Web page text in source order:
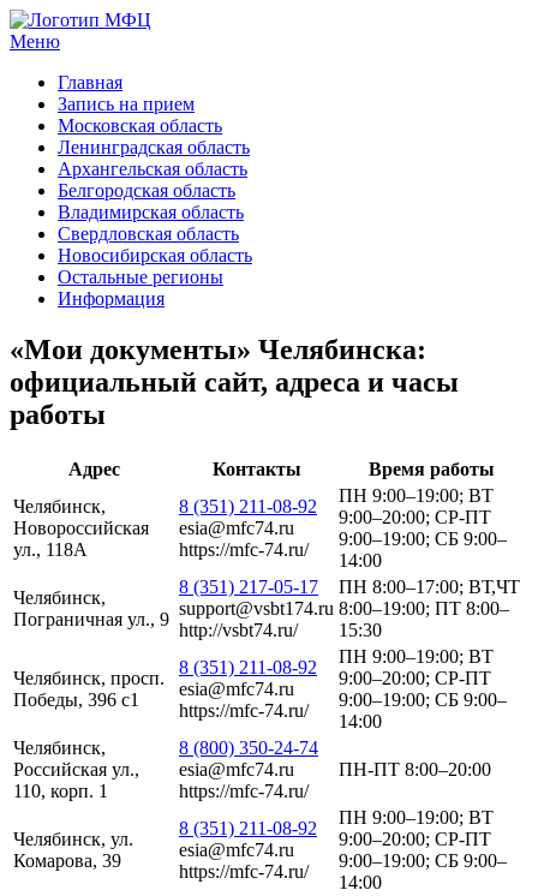
Меню
Главная
Запись на прием
Московская область
Ленинградская область
Архангельская область
Белгородская область
Владимирская область
Свердловская область
Новосибирская область
Остальные регионы
Информация
«Мои документы» Челябинска:
официальный сайт, адреса и часы
работы
Адрес Контакты
Время работы
Челябинск,
Новороссийская
ул., 118А
8 (351) 211-08-92
esia@mfc74.ru
https://mfc-74.ru/
ПН 9:00–19:00; ВТ
9:00–20:00; СР-ПТ
9:00–19:00; СБ 9:00–
14:00
Челябинск,
Пограничная ул., 9
8 (351) 217-05-17
support@vsbt174.ru
http://vsbt74.ru/
ПН 8:00–17:00; ВТ,ЧТ
8:00–19:00; ПТ 8:00–
15:30
Челябинск, просп.
Победы, 396 с1
8 (351) 211-08-92
esia@mfc74.ru
https://mfc-74.ru/
ПН 9:00–19:00; ВТ
9:00–20:00; СР-ПТ
9:00–19:00; СБ 9:00–
14:00
Челябинск,
Российская ул.,
110, корп. 1
8 (800) 350-24-74
esia@mfc74.ru
https://mfc-74.ru/
ПН-ПТ 8:00–20:00
Челябинск, ул.
Комарова, 39
8 (351) 211-08-92
esia@mfc74.ru
https://mfc-74.ru/
ПН 9:00–19:00; ВТ
9:00–20:00; СР-ПТ
9:00–19:00; СБ 9:00–
14:00